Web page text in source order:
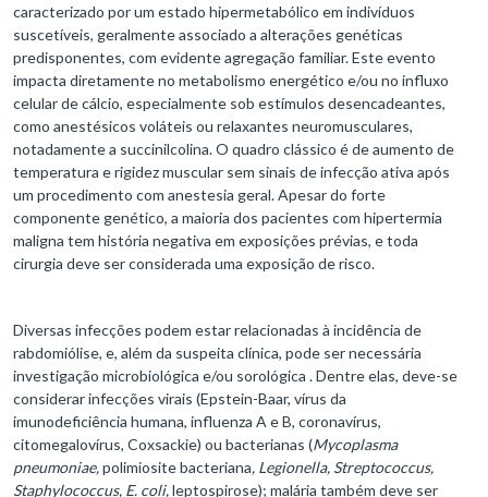
caracterizado por um estado hipermetabólico em indivíduos
suscetíveis, geralmente associado a alterações genéticas
predisponentes, com evidente agregação familiar. Este evento
impacta diretamente no metabolismo energético e/ou no influxo
celular de cálcio, especialmente sob estímulos desencadeantes,
como anestésicos voláteis ou relaxantes neuromusculares,
notadamente a succinilcolina. O quadro clássico é de aumento de
temperatura e rigidez muscular sem sinais de infecção ativa após
um procedimento com anestesia geral. Apesar do forte
componente genético, a maioria dos pacientes com hipertermia
maligna tem história negativa em exposições prévias, e toda
cirurgia deve ser considerada uma exposição de risco.
Diversas infecções podem estar relacionadas à incidência de
rabdomiólise, e, além da suspeita clínica, pode ser necessária
investigação microbiológica e/ou sorológica . Dentre elas, deve-se
considerar infecções virais (Epstein-Baar, vírus da
imunodeficiência humana, influenza A e B, coronavírus,
citomegalovírus, Coxsackie) ou bacterianas (Mycoplasma
pneumoniae,polimiosite bacteriana, Legionella, Streptococcus,
Staphylococcus, E. coli,leptospirose); malária também deve ser